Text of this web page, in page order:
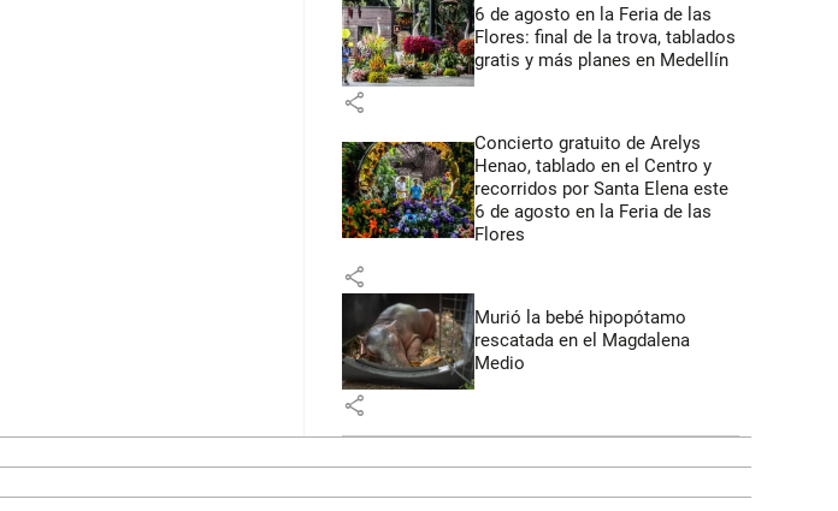
6 de agosto en la Feria de las
Flores: final de la trova, tablados
gratis y más planes en Medellín
share
Concierto gratuito de Arelys
Henao, tablado en el Centro y
recorridos por Santa Elena este
6 de agosto en la Feria de las
Flores
share
Murió la bebé hipopótamo
rescatada en el Magdalena
Medio
share